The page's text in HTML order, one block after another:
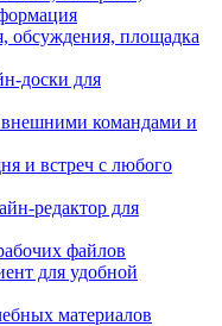
обсуждения, площадка
доски для
внешними командами и
и встреч с любого
редактор для
файлов
для удобной
материалов